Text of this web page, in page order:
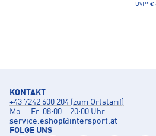
UVP* €
KONTAKT
+43 7242 600 204 (zum Ortstarif)
Mo. – Fr. 08:00 – 20:00 Uhr
service.eshop@intersport.at
FOLGE UNS